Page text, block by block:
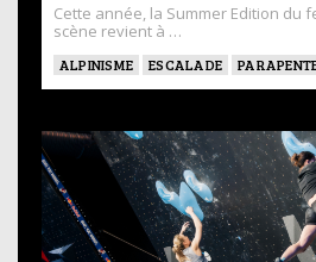
Cette année, la Summer Edition du
scène revient à …
ALPINISME ESCALADE